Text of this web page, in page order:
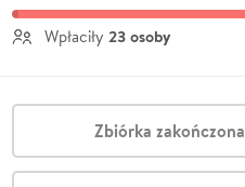
Wpłaciły 23 osoby
Zbiórka zakończona